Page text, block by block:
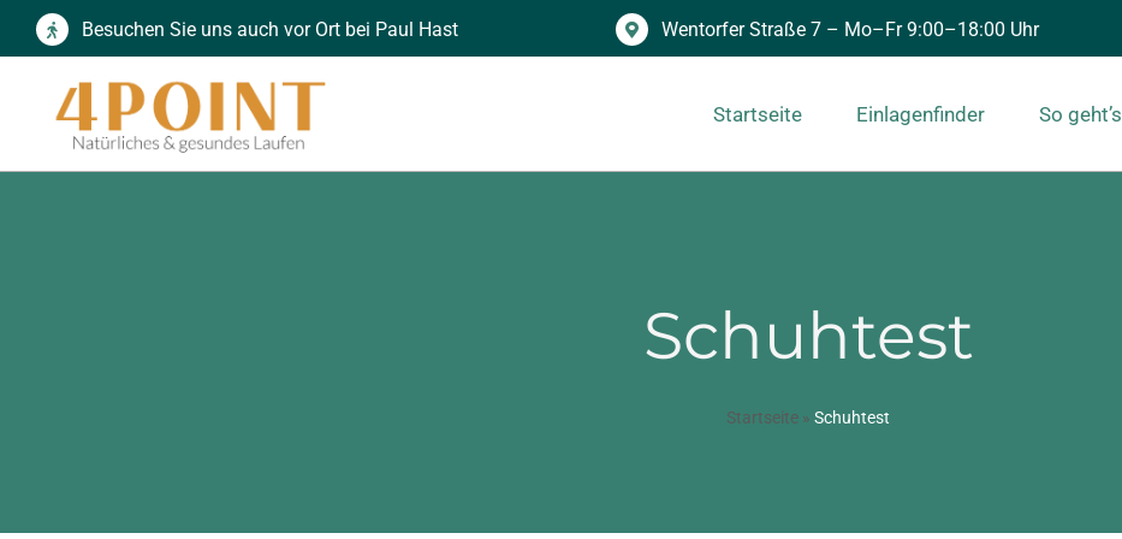
Zum
springen
Besuchen Sie uns auch vor Ort bei Paul Hast Wentorfer Straße 7 – Mo–Fr 9:00–18:00 Uhr
Startseite Einlagenfinder So geht’s
Schuhtest
Startseite » Schuhtest